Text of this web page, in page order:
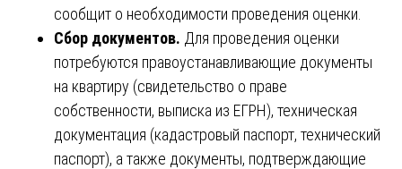
сообщит о необходимости проведения оценки.
Сбор документов. Для проведения оценки
потребуются правоустанавливающие документы
на квартиру (свидетельство о праве
собственности, выписка из ЕГРН), техническая
документация (кадастровый паспорт, технический
паспорт), а также документы, подтверждающие